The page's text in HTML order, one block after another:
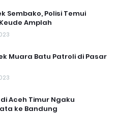
Sembako, Polisi Temui
Amplah
Muara Batu Patroli di Pasar
Aceh Timur Ngaku
ke Bandung